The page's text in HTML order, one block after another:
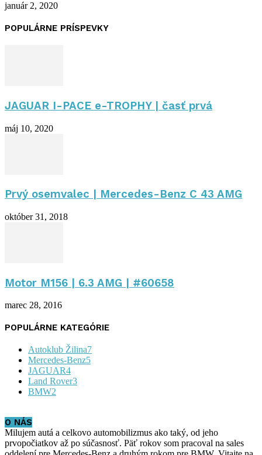
január 2, 2020
POPULÁRNE PRÍSPEVKY
JAGUAR I-PACE e-TROPHY | časť prvá
máj 10, 2020
Prvý osemvalec | Mercedes-Benz C 43 AMG
október 31, 2018
Motor M156 | 6.3 AMG | #60658
marec 28, 2016
POPULÁRNE KATEGÓRIE
Autoklub Žilina7
Mercedes-Benz5
JAGUAR4
Land Rover3
BMW2
O NÁS
Milujem autá a celkovo automobilizmus ako taký, od jeho
prvopočiatkov až po súčasnosť. Päť rokov som pracoval na sales